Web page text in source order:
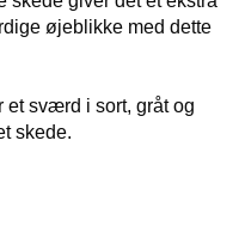
øjeblikke med dette
sværd i sort, gråt og
skede.